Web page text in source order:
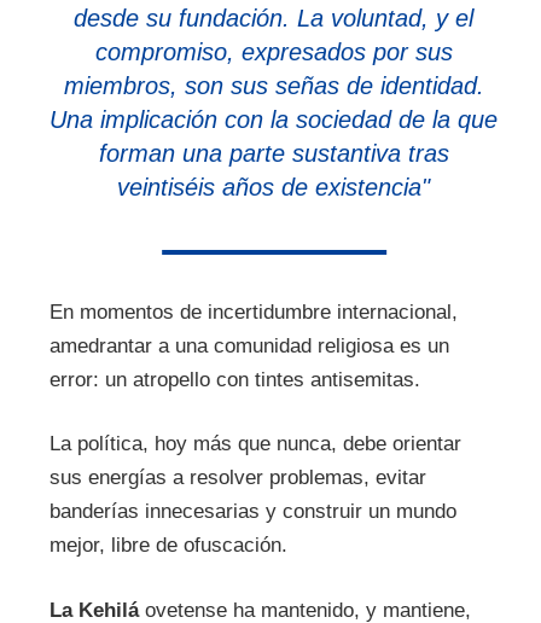
desde su fundación. La voluntad, y el
compromiso, expresados por sus
miembros, son sus señas de identidad.
Una implicación con la sociedad de la que
forman una parte sustantiva tras
veintiséis años de existencia"
En momentos de incertidumbre internacional,
amedrantar a una comunidad religiosa es un
error: un atropello con tintes antisemitas.
La política, hoy más que nunca, debe orientar
sus energías a resolver problemas, evitar
banderías innecesarias y construir un mundo
mejor, libre de ofuscación.
La Kehiláovetense ha mantenido, y mantiene,